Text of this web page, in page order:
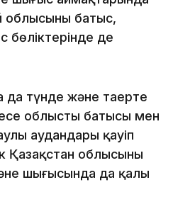
батыс,
бөліктерінде де
түнде және таңертең
облыстың батысы мен
аудандары қауіп
Қазақстан облысының
шығысында да қалың